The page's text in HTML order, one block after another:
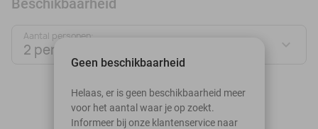
Aantal personen:
2 personen
augustus 2026
Ma
Di Wo Do Vr
Geen beschikbaarheid
Helaas, er is geen beschikbaarheid meer
voor het aantal waar je op zoekt.
Informeer bij onze klantenservice naar